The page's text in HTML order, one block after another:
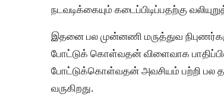
நடவடிக்கையும் கடைப்பிடிப்பதற்கு
இதனை பல முன்னணி மருத்துவ
போட்டுக் கொள்வதன் விளைவாக பாதிப்பில்
போட்டுக்கொள்வதன் அவசியம் பற்றி பல
வருகிறது.